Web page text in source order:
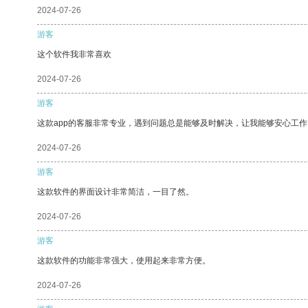
2024-07-26
游客
这个软件我非常喜欢
2024-07-26
游客
这款app的客服非常专业，遇到问题总是能够及时解决，让我能够安心工
2024-07-26
游客
这款软件的界面设计非常简洁，一目了然。
2024-07-26
游客
这款软件的功能非常强大，使用起来非常方便。
2024-07-26